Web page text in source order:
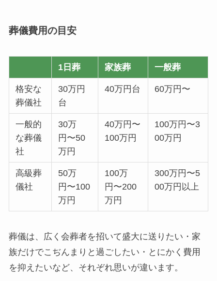
葬儀費用の目安
1日葬 家族葬 一般葬
格安な
葬儀社
30万円
台
40万円台 60万円〜
一般的
な葬儀
社
30万
円〜50
万円
40万円〜
100万円
100万円〜3
00万円
高級葬
儀社
50万
円〜100
万円
100万
円〜200
万円
300万円〜5
00万円以上
葬儀は、広く会葬者を招いて盛大に送りたい・家
族だけでこぢんまりと過ごしたい・とにかく費用
を抑えたいなど、それぞれ思いが違います。